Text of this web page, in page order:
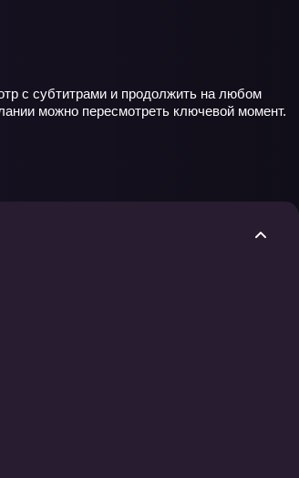
с субтитрами и продолжить на любом
можно пересмотреть ключевой момент.